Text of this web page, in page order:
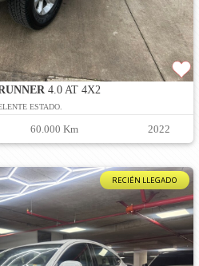
4.0 AT 4X2
ESTADO.
60.000 Km 2022
RECIÉN LLEGADO